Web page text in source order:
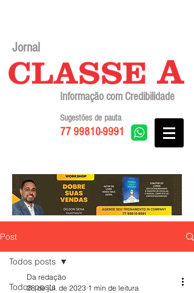
Jornal
Informação com Credibilidade
77 99810-9991
Sugestões de pauta
Post
Todos posts
Todos posts
Da redação
28 de jul. de 2023 1 min de leitura